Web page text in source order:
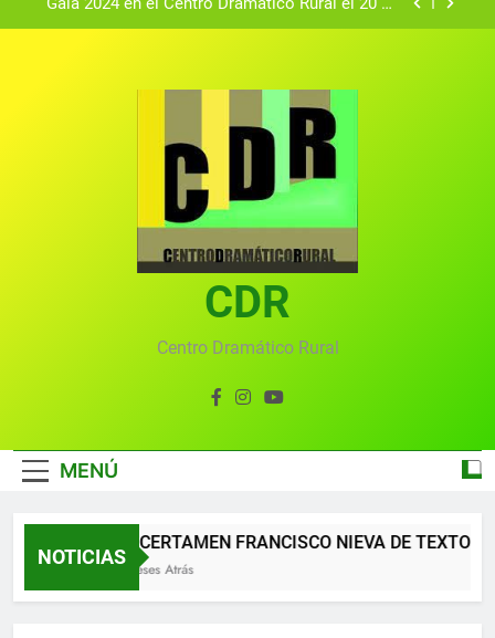
Gala 2024 en el Centro Dramático Rural el 20 de
convocado por el Centro Dramático Rural de Mira
(Cuenca)
Gala anual virtual del Centro Dramático Rural de
Gala del Centro Dramático Rural 2025
Gala 2024 en el Centro Dramático Rural el 20 de
Textos seleccionados en el VI Certamen
Francisco Nieva de piezas breves teatrales
convocado por el Centro Dramático Rural de Mira
Gala anual virtual del Centro Dramático Rural de
CDR
Centro Dramático Rural
MENÚ
NOTICIAS
XII CERTAMEN FRANCISCO NIEVA DE TEXTOS
2 Meses Atrás